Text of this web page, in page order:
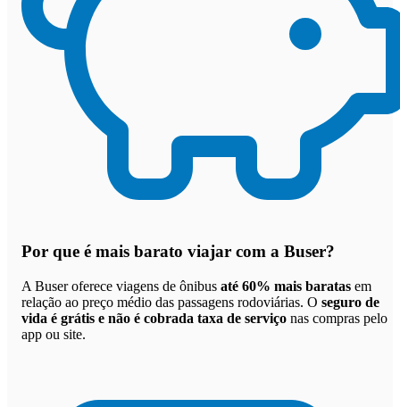
Por que é mais barato viajar com a Buser?
A Buser oferece viagens de ônibus até 60% mais baratas em
relação ao preço médio das passagens rodoviárias. O seguro de
vida é grátis e não é cobrada taxa de serviço nas compras pelo
app ou site.